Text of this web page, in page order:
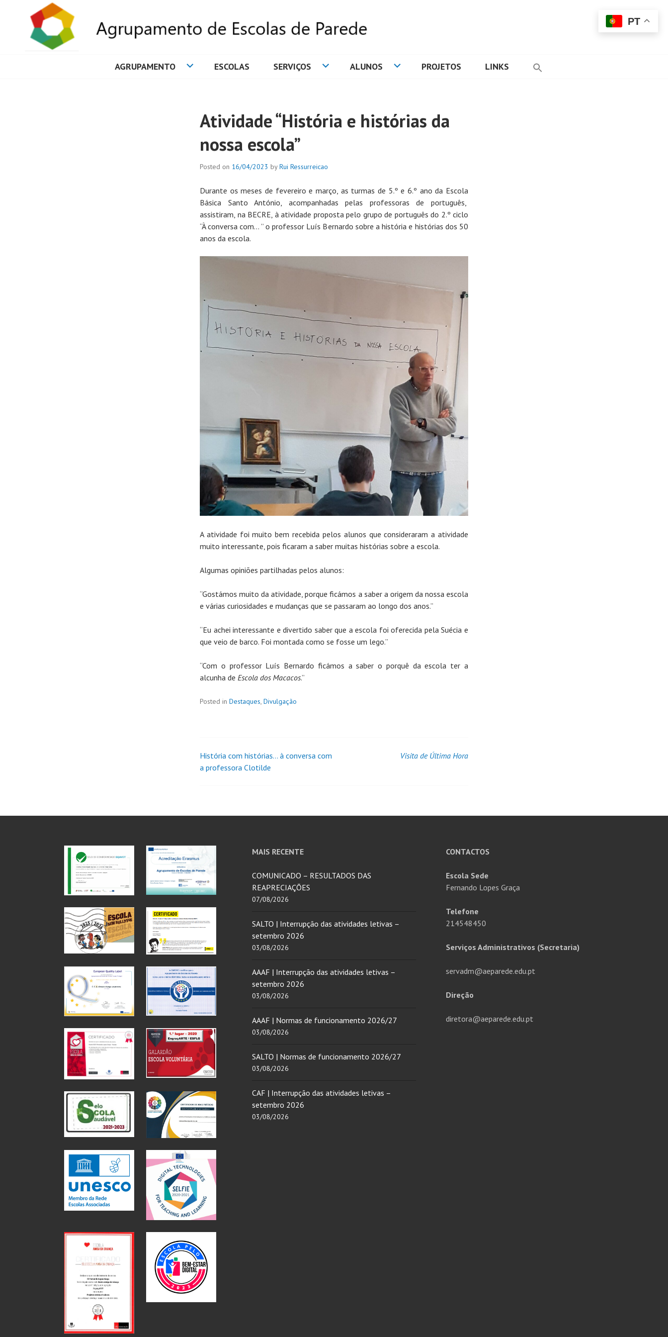
AGRUPAMENTO ESCOLAS SERVIÇOS ALUNOS PROJETOS LINKS
Atividade “História e histórias da
nossa escola”
Posted on 16/04/2023 byRui Ressurreicao
Durante os meses de fevereiro e março, as turmas de 5.º e 6.º ano da Escola
Básica Santo António, acompanhadas pelas professoras de português,
assistiram, na BECRE, à atividade proposta pelo grupo de português do 2.º ciclo
“À conversa com… ” o professor Luís Bernardo sobre a história e histórias dos 50
anos da escola.
A atividade foi muito bem recebida pelos alunos que consideraram a atividade
muito interessante, pois ficaram a saber muitas histórias sobre a escola.
Algumas opiniões partilhadas pelos alunos:
“Gostámos muito da atividade, porque ficámos a saber a origem da nossa escola
e várias curiosidades e mudanças que se passaram ao longo dos anos.”
“Eu achei interessante e divertido saber que a escola foi oferecida pela Suécia e
que veio de barco. Foi montada como se fosse um lego.”
“Com o professor Luís Bernardo ficámos a saber o porquê da escola ter a
alcunha de Escola dos Macacos.”
Posted in Destaques, Divulgação
História com histórias… à conversa com
a professora Clotilde
Visita de Última Hora
MAIS RECENTE
COMUNICADO – RESULTADOS DAS
REAPRECIAÇÕES
07/08/2026
SALTO | Interrupção das atividades letivas –
setembro 2026
03/08/2026
AAAF | Interrupção das atividades letivas –
setembro 2026
03/08/2026
AAAF | Normas de funcionamento 2026/27
03/08/2026
SALTO | Normas de funcionamento 2026/27
03/08/2026
CAF | Interrupção das atividades letivas –
setembro 2026
03/08/2026
CONTACTOS
Escola Sede
Fernando Lopes Graça
Telefone
214548450
Serviços Administrativos (Secretaria)
servadm@aeparede.edu.pt
Direção
diretora@aeparede.edu.pt
PT